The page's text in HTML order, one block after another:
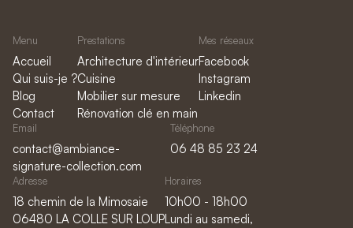
Menu
Accueil
Qui suis-je ?
Blog
Contact
Prestations
Architecture d'intérieur
Cuisine
Mobilier sur mesure
Rénovation clé en main
Mes réseaux
Facebook
Instagram
Linkedin
Email
contact@ambiance-
signature-collection.com
Téléphone
06 48 85 23 24
Adresse
18 chemin de la Mimosaie
06480 LA COLLE SUR LOUP
Horaires
10h00 - 18h00
Lundi au samedi,